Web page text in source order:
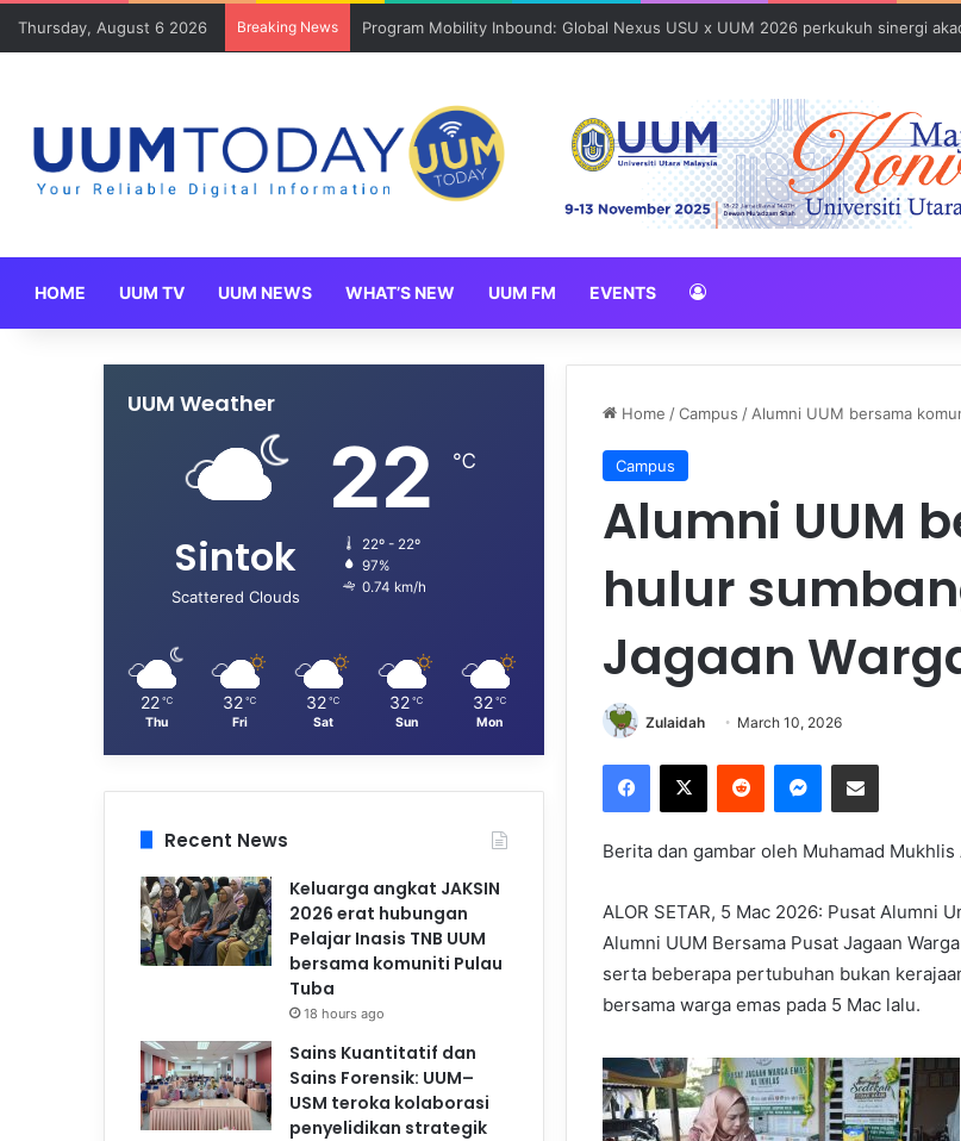
Thursday, August 6 2026 Breaking News Program Mobility Inbound: Global Nexus USU x UUM 2026 perkukuh sinergi
HOME UUM TV UUM NEWS WHAT’S NEW UUM FM EVENTS
Home /Campus / Alumni UUM bersama
Campus
Alumni UUM
hulur
Jagaan
Zulaidah March 10, 2026
Berita dan gambar oleh Muhamad
ALOR SETAR, 5 Mac 2026: Pusat Alumni
Alumni UUM Bersama Pusat Jagaan
serta beberapa pertubuhan bukan
bersama warga emas pada 5 Mac lalu.
UUM Weather
Sintok
Scattered Clouds
22 ℃
22º - 22º
97%
0.74 km/h
22 ℃
Thu
32 ℃
Fri
32 ℃
Sat
32 ℃
Sun
32 ℃
Mon
Recent News
Keluarga angkat JAKSIN
2026 erat hubungan
Pelajar Inasis TNB UUM
bersama komuniti Pulau
Tuba
18 hours ago
Sains Kuantitatif dan
Sains Forensik: UUM–
USM teroka kolaborasi
penyelidikan strategik